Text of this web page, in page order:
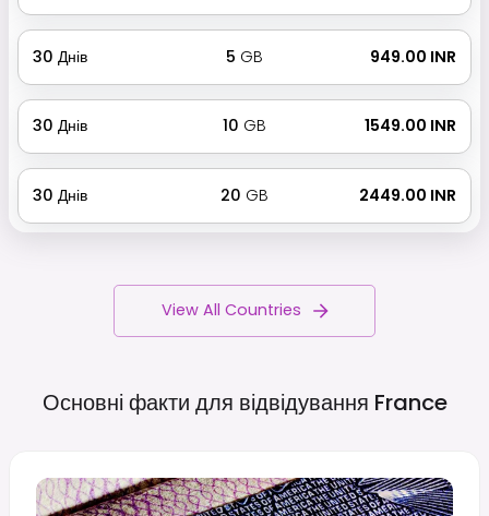
30 Днів 5 GB ₹ 949.00 INR
30 Днів 10 GB ₹ 1549.00 INR
30 Днів 20 GB ₹ 2449.00 INR
View All Countries
Основні факти для відвідування France